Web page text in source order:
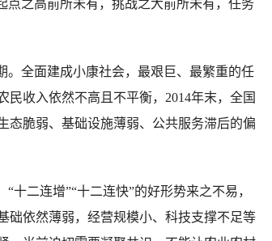
点之高前所未有，挑战之大前所未有，任务
全面建成小康社会，最艰巨、最繁重的任
收入依然不高且不平衡，2014年末，全国
态脆弱、基础设施薄弱、公共服务滞后的偏
二连增”“十二连快”的好形势来之不易，
础依然薄弱，经营规模小、科技支撑不足等